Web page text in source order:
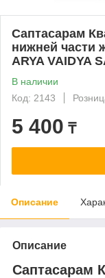
Саптасарам
нижней части
ARYA VAIDYA
В наличии
Код: 2143
5 400 ₸
Описание
Описание
Саптасарам